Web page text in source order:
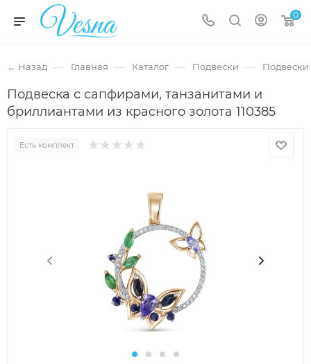
0
← Назад — Главная — Каталог — Подвески — Подвески
Подвеска с сапфирами, танзанитами и
бриллиантами из красного золота 110385
Есть комплект